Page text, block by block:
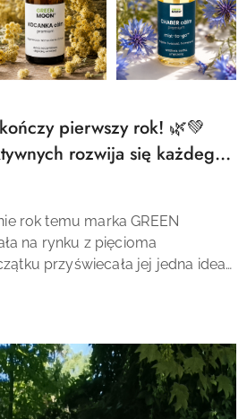
pierwszy rok! 🌿💚
rozwija się każdego
rok temu marka GREEN
na rynku z pięcioma
przyświecała jej jedna idea
dla osób...